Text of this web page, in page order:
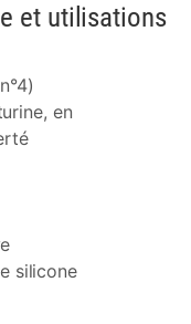
et utilisations
en
silicone